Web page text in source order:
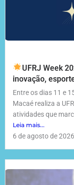
UFRJ Week
inovação,
Entre os dias 11 e
Macaé realiza a
atividades que
Leia mais...
6 de agosto de 2026